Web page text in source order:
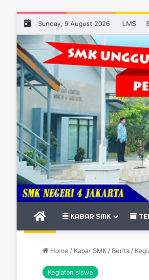
Sunday, 9 August 2026 LMS
BERANDAKABAR SMK
Home / Kabar SMK / Berita /
Kegiatan siswa